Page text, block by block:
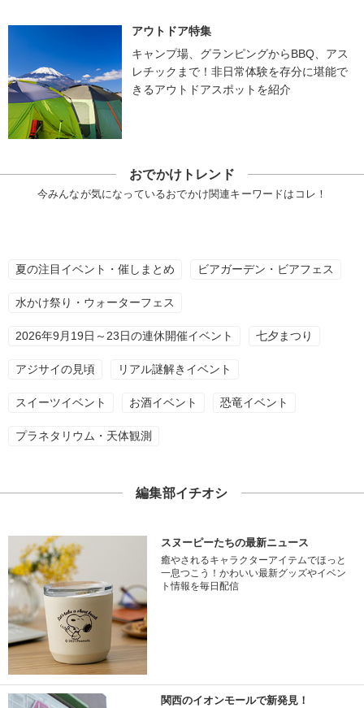
アウトドア特集
キャンプ場、グランピングからBBQ、アス
レチックまで！非日常体験を存分に堪能で
きるアウトドアスポットを紹介
おでかけトレンド
今みんなが気になっているおでかけ関連キーワードはコレ！
夏の注目イベント・催しまとめ ビアガーデン・ビアフェス
水かけ祭り・ウォーターフェス
2026年9月19日～23日の連休開催イベント 七夕まつり
アジサイの見頃 リアル謎解きイベント
スイーツイベント お酒イベント 恐竜イベント
プラネタリウム・天体観測
編集部イチオシ
スヌーピーたちの最新ニュース
癒やされるキャラクターアイテムでほっと
一息つこう！かわいい最新グッズやイベン
ト情報を毎日配信
関西のイオンモールで新発見！